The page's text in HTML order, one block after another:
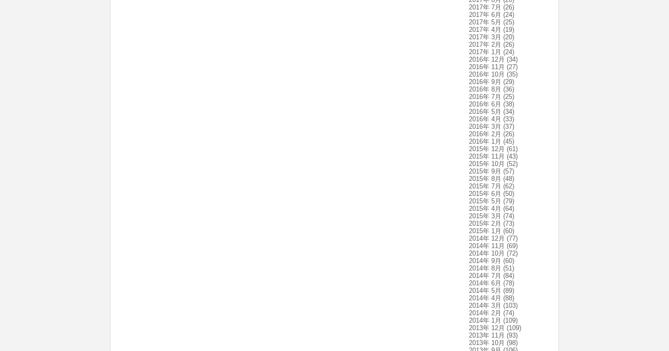
2017年 7月 (26)
2017年 6月 (24)
2017年 5月 (25)
2017年 4月 (19)
2017年 3月 (20)
2017年 2月 (26)
2017年 1月 (24)
2016年 12月 (34)
2016年 11月 (27)
2016年 10月 (35)
2016年 9月 (29)
2016年 8月 (36)
2016年 7月 (25)
2016年 6月 (38)
2016年 5月 (34)
2016年 4月 (33)
2016年 3月 (37)
2016年 2月 (26)
2016年 1月 (45)
2015年 12月 (61)
2015年 11月 (43)
2015年 10月 (52)
2015年 9月 (57)
2015年 8月 (48)
2015年 7月 (62)
2015年 6月 (50)
2015年 5月 (79)
2015年 4月 (64)
2015年 3月 (74)
2015年 2月 (73)
2015年 1月 (60)
2014年 12月 (77)
2014年 11月 (69)
2014年 10月 (72)
2014年 9月 (60)
2014年 8月 (51)
2014年 7月 (84)
2014年 6月 (78)
2014年 5月 (89)
2014年 4月 (88)
2014年 3月 (103)
2014年 2月 (74)
2014年 1月 (109)
2013年 12月 (109)
2013年 11月 (93)
2013年 10月 (98)